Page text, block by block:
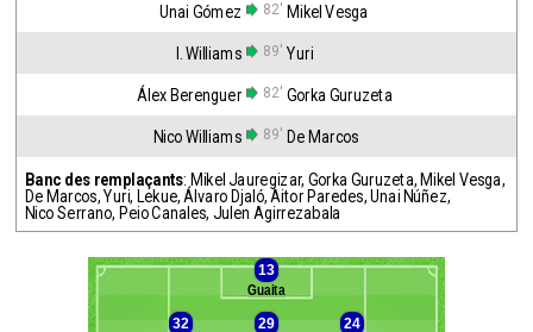
Unai Gómez 82' Mikel Vesga
I. Williams 89' Yuri
Álex Berenguer 82' Gorka Guruzeta
Nico Williams 89' De Marcos
Banc des remplaçants: Mikel Jauregizar, Gorka Guruzeta, Mikel Vesga,
De Marcos,Yuri, Lekue, Álvaro Djaló, Aitor Paredes,Unai Núñez,
Nico Serrano, Peio Canales, Julen Agirrezabala